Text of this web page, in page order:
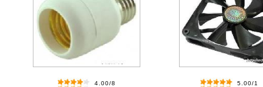
4.00/8 5.00/1